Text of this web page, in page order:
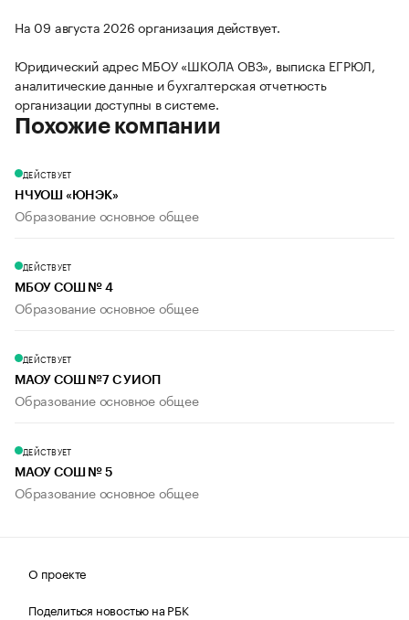
На 09 августа 2026 организация действует.
Юридический адрес МБОУ «ШКОЛА ОВЗ», выписка ЕГРЮЛ,
аналитические данные и бухгалтерская отчетность
организации доступны в системе.
Похожие компании
ДЕЙСТВУЕТ
НЧУОШ «ЮНЭК»
Образование основное общее
ДЕЙСТВУЕТ
МБОУ СОШ № 4
Образование основное общее
ДЕЙСТВУЕТ
МАОУ СОШ №7 С УИОП
Образование основное общее
ДЕЙСТВУЕТ
МАОУ СОШ № 5
Образование основное общее
О проекте
Поделиться новостью на РБК